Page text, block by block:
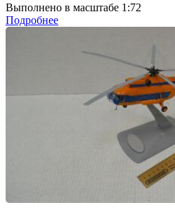
Выполнено в масштабе 1:72
Подробнее